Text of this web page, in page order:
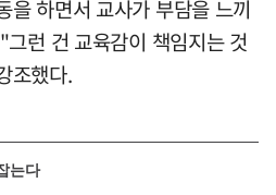
을 하면서 교사가 부담을 느끼
런 건 교육감이 책임지는 것
조했다.
는다